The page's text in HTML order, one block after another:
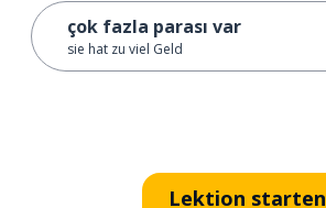
çok fazla parası var
sie hat zu viel Geld
Lektion starten